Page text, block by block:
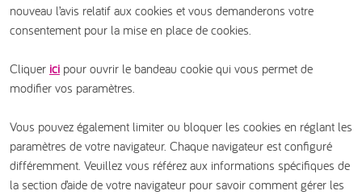
nouveau l’avis relatif aux cookies et vous demanderons votre
consentement pour la mise en place de cookies.
Cliquer ici pour ouvrir le bandeau cookie qui vous permet de
modifier vos paramètres.
Vous pouvez également limiter ou bloquer les cookies en réglant les
paramètres de votre navigateur. Chaque navigateur est configuré
différemment. Veuillez vous référez aux informations spécifiques de
la section d’aide de votre navigateur pour savoir comment gérer les